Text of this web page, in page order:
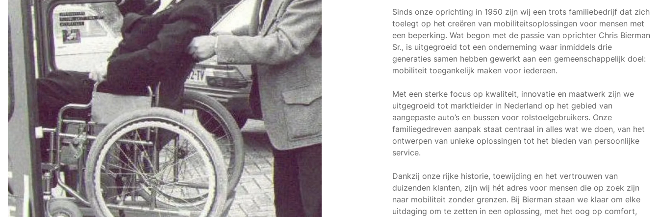
Sinds onze oprichting in 1950 zijn wij een trots familiebedrijf dat zich
toelegt op het creëren van mobiliteitsoplossingen voor mensen met
een beperking. Wat begon met de passie van oprichter Chris Bierman
Sr., is uitgegroeid tot een onderneming waar inmiddels drie
generaties samen hebben gewerkt aan een gemeenschappelijk doel:
mobiliteit toegankelijk maken voor iedereen.
Met een sterke focus op kwaliteit, innovatie en maatwerk zijn we
uitgegroeid tot marktleider in Nederland op het gebied van
aangepaste auto’s en bussen voor rolstoelgebruikers. Onze
familiegedreven aanpak staat centraal in alles wat we doen, van het
ontwerpen van unieke oplossingen tot het bieden van persoonlijke
service.
Dankzij onze rijke historie, toewijding en het vertrouwen van
duizenden klanten, zijn wij hét adres voor mensen die op zoek zijn
naar mobiliteit zonder grenzen. Bij Bierman staan we klaar om elke
uitdaging om te zetten in een oplossing, met het oog op comfort,